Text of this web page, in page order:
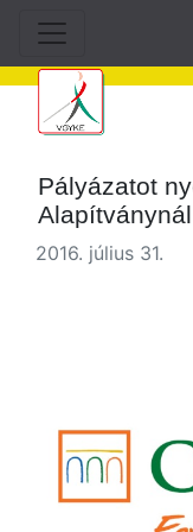
Pályázatot
Alapítványnál
2016. július 31.